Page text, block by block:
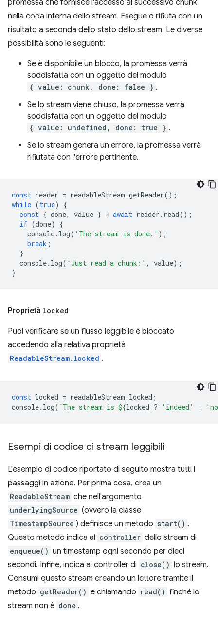
promessa che fornisce l'accesso al successivo chunk
nella coda interna dello stream. Esegue o rifiuta con un
risultato a seconda dello stato dello stream. Le diverse
possibilità sono le seguenti:
Se è disponibile un blocco, la promessa verrà
soddisfatta con un oggetto del modulo
{ value: chunk, done: false } .
Se lo stream viene chiuso, la promessa verrà
soddisfatta con un oggetto del modulo
{ value: undefined, done: true } .
Se lo stream genera un errore, la promessa verrà
rifiutata con l'errore pertinente.
const reader = readableStream .getReader();
while (true)
{
const { done, value } = await reader . read();
if (done)
{
console. log( 'The stream is done.' );
break ;
}
console. log( 'Just read a chunk:' , value);
}
Proprietà locked
Puoi verificare se un flusso leggibile è bloccato
accedendo alla relativa proprietà
ReadableStream.locked .
const locked = readableStream . locked ;
console. log( `The stream is ${locked ? 'indeed' :
Esempi di codice di stream leggibili
L'esempio di codice riportato di seguito mostra tutti i
passaggi in azione. Per prima cosa, crea un
ReadableStream che nell'argomento
underlyingSource (ovvero la classe
TimestampSource ) definisce un metodo start() .
Questo metodo indica al controller dello stream di
enqueue() un timestamp ogni secondo per dieci
secondi. Infine, indica al controller di close() lo stream.
Consumi questo stream creando un lettore tramite il
metodo getReader() e chiamando read() finché lo
stream non è done .